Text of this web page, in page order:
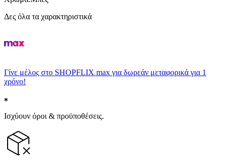
Δες όλα τα χαρακτηριστικά
Γίνε μέλος στο SHOPFLIX max για δωρεάν μεταφορικά για 1
χρόνο!
Ισχύουν όροι & προϋποθέσεις.